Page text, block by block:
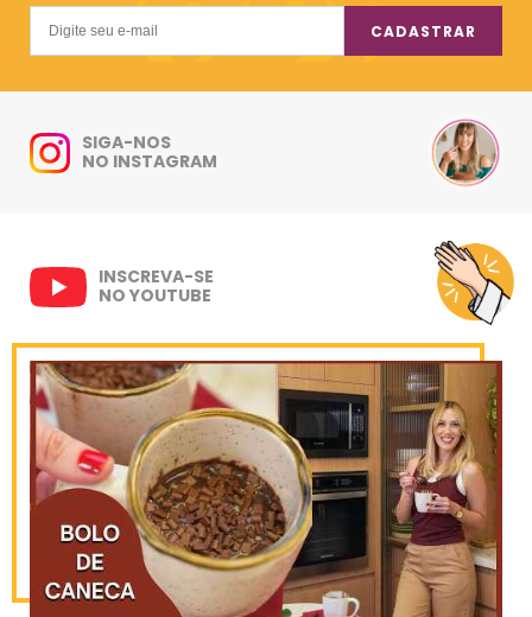
CADASTRAR
SIGA-NOS
NO INSTAGRAM
INSCREVA-SE
NO YOUTUBE